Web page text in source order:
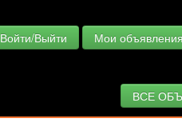
Войти/Выйти Мои объявления
ВСЕ